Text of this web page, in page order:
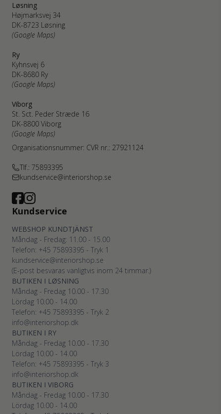
Løsning
Højmarksvej 34
DK-8723 Løsning
(Google Maps)
Ry
Kyhnsvej 6
DK-8680 Ry
(Google Maps)
Viborg
St. Sct. Peder Stræde 16
DK-8800 Viborg
(Google Maps)
Organisationsnummer: CVR nr.: 27921124
Tlf.: 75893395
kundservice@interiorshop.se
Kundservice
WEBSHOP KUNDTJÄNST
Måndag - Fredag: 11.00 - 15.00
Telefon: +45 75893395 - Tryk 1
kundservice@interiorshop.se
(E-post besvaras vanligtvis inom 24 timmar.)
BUTIKEN I LØSNING
Måndag - Fredag 10.00 - 17.30
Lördag 10.00 - 14.00
Telefon: +45 75893395 - Tryk 2
info@interiorshop.dk
BUTIKEN I RY
Måndag - Fredag 10.00 - 17.30
Lördag 10.00 - 14.00
Telefon: +45 75893395 - Tryk 3
info@interiorshop.dk
BUTIKEN I VIBORG
Måndag - Fredag 10.00 - 17.30
Lördag 10.00 - 14.00